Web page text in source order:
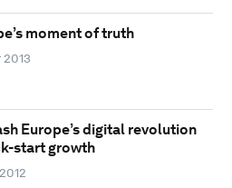
moment of truth
2013
Europe’s digital revolution
start growth